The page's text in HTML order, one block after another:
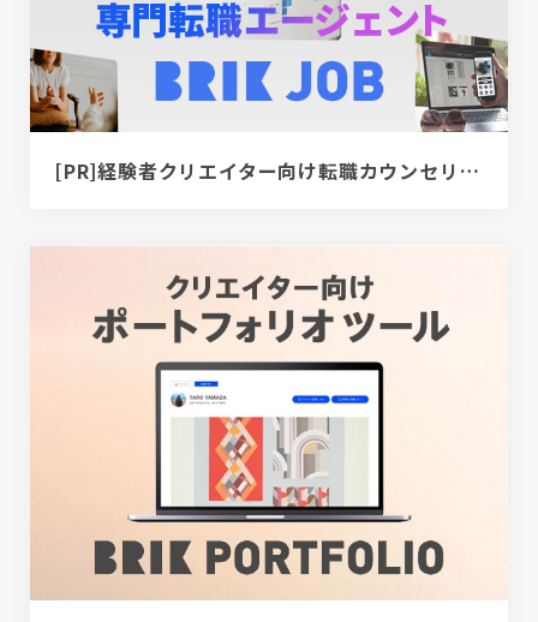
[PR]経験者クリエイター向け転職カウンセリング｜デザイナー / ディレクター / エンジニア